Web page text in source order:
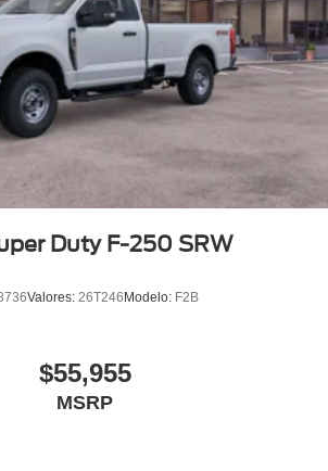
Duty F-250 SRW
Valores: 26T246 Modelo: F2B
$55,955
MSRP